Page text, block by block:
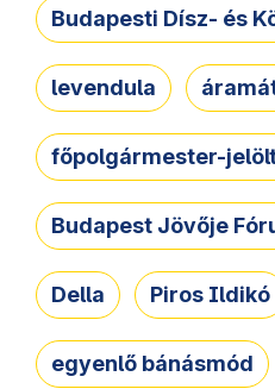
Budapesti Dísz- és
levendula
főpolgármester-
Budapest Jövője
Della Piros Ildikó
egyenlő bánásmód